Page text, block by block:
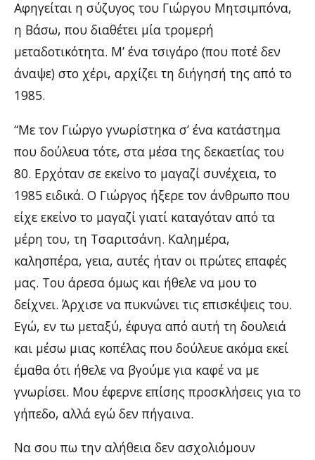
Αφηγείται η σύζυγος του Γιώργου Μητσιμπόνα,
η Βάσω, που διαθέτει μία τρομερή
μεταδοτικότητα. Μ’ ένα τσιγάρο (που ποτέ δεν
άναψε) στο χέρι, αρχίζει τη διήγησή της από το
1985.
“Με τον Γιώργο γνωρίστηκα σ’ ένα κατάστημα
που δούλευα τότε, στα μέσα της δεκαετίας του
80. Ερχόταν σε εκείνο το μαγαζί συνέχεια, το
1985 ειδικά. Ο Γιώργος ήξερε τον άνθρωπο που
είχε εκείνο το μαγαζί γιατί καταγόταν από τα
μέρη του, τη Τσαριτσάνη. Καλημέρα,
καλησπέρα, γεια, αυτές ήταν οι πρώτες επαφές
μας. Του άρεσα όμως και ήθελε να μου το
δείχνει. Άρχισε να πυκνώνει τις επισκέψεις του.
Εγώ, εν τω μεταξύ, έφυγα από αυτή τη δουλειά
και μέσω μιας κοπέλας που δούλευε ακόμα εκεί
έμαθα ότι ήθελε να βγούμε για καφέ να με
γνωρίσει. Μου έφερνε επίσης προσκλήσεις για το
γήπεδο, αλλά εγώ δεν πήγαινα.
Να σου πω την αλήθεια δεν ασχολιόμουν